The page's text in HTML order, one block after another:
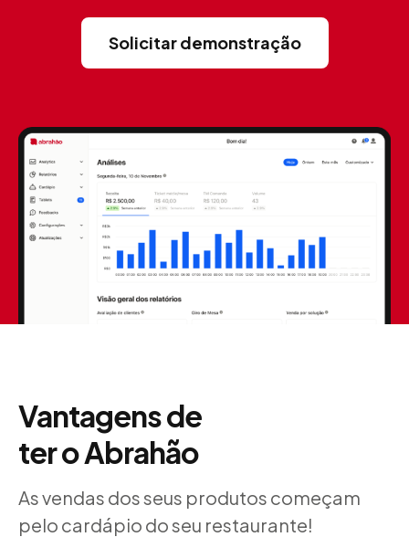
Solicitar demonstração
Vantagens de
ter o Abrahão
As vendas dos seus produtos começam
pelo cardápio do seu restaurante!